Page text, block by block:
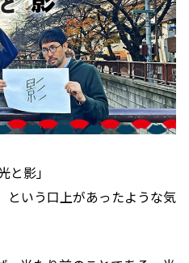
と影」
という口上があったような気